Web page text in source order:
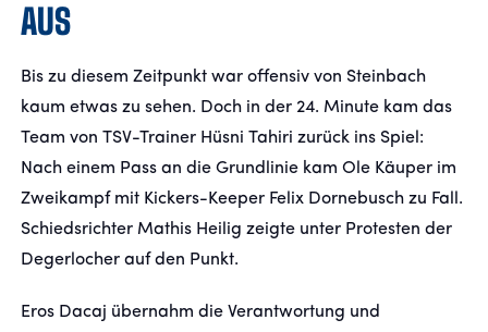
AUS
Bis zu diesem Zeitpunkt war offensiv von Steinbach
kaum etwas zu sehen. Doch in der 24. Minute kam das
Team von TSV-Trainer Hüsni Tahiri zurück ins Spiel:
Nach einem Pass an die Grundlinie kam Ole Käuper im
Zweikampf mit Kickers-Keeper Felix Dornebusch zu Fall.
Schiedsrichter Mathis Heilig zeigte unter Protesten der
Degerlocher auf den Punkt.
Eros Dacaj übernahm die Verantwortung und